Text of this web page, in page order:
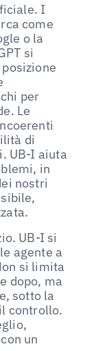
I
come
o la
si
per
Le
di
UB-I aiuta
in
nostri
UB-I si
agente a
si limita
dopo, ma
sotto la
controllo.
con un